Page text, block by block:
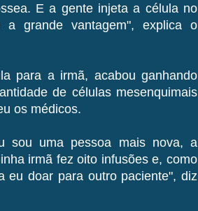
E a gente injeta a célula no
grande vantagem", explica o
para a irmã, acabou ganhando
de células mesenquimais
os médicos.
sou uma pessoa mais nova, a
irmã fez oito infusões e, como
eu doar para outro paciente", diz